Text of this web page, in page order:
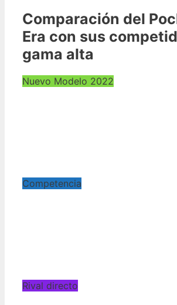
Comparación del
Era con sus
gama alta
Nuevo Modelo 2022
Competencia
Rival directo